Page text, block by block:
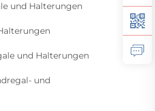
und Halterungen
und Halterungen
und